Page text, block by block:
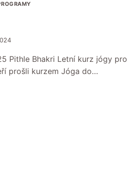
Pithle Bhakri Letní kurz jógy pro
prošli kurzem Jóga do…